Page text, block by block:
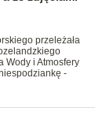
przeleżała
Wody i Atmosfery
-